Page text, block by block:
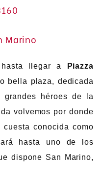
hasta llegar a
Piazza
bella plaza, dedicada
héroes de la
volvemos por donde
conocida como
hasta uno de los
dispone San Marino,